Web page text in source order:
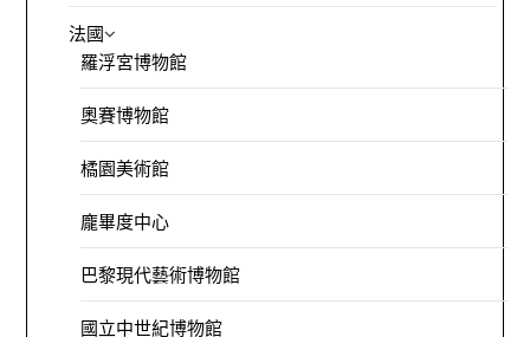
法國
羅浮宮博物館
奧賽博物館
橘園美術館
龐畢度中心
巴黎現代藝術博物館
國立中世紀博物館